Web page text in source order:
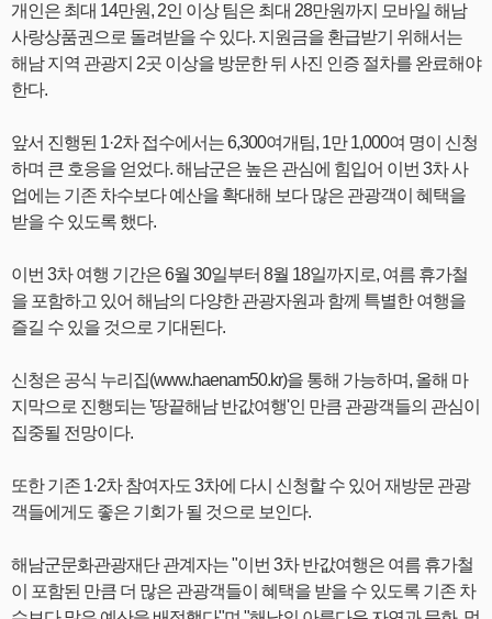
개인은 최대 14만원, 2인 이상 팀은 최대 28만원까지 모바일 해남
사랑상품권으로 돌려받을 수 있다. 지원금을 환급받기 위해서는
해남 지역 관광지 2곳 이상을 방문한 뒤 사진 인증 절차를 완료해야
한다.
앞서 진행된 1·2차 접수에서는 6,300여개팀, 1만 1,000여 명이 신청
하며 큰 호응을 얻었다. 해남군은 높은 관심에 힘입어 이번 3차 사
업에는 기존 차수보다 예산을 확대해 보다 많은 관광객이 혜택을
받을 수 있도록 했다.
이번 3차 여행 기간은 6월 30일부터 8월 18일까지로, 여름 휴가철
을 포함하고 있어 해남의 다양한 관광자원과 함께 특별한 여행을
즐길 수 있을 것으로 기대된다.
신청은 공식 누리집(www.haenam50.kr)을 통해 가능하며, 올해 마
지막으로 진행되는 '땅끝해남 반값여행'인 만큼 관광객들의 관심이
집중될 전망이다.
또한 기존 1·2차 참여자도 3차에 다시 신청할 수 있어 재방문 관광
객들에게도 좋은 기회가 될 것으로 보인다.
해남군문화관광재단 관계자는 "이번 3차 반값여행은 여름 휴가철
이 포함된 만큼 더 많은 관광객들이 혜택을 받을 수 있도록 기존 차